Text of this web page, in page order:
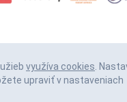
využíva cookies.
upraviť v nastaveniach